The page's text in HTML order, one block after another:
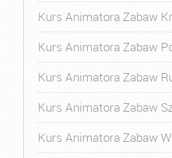
Kurs Animatora Zabaw
Kurs Animatora Zabaw
Kurs Animatora Zabaw
Kurs Animatora Zabaw
Kurs Animatora Zabaw